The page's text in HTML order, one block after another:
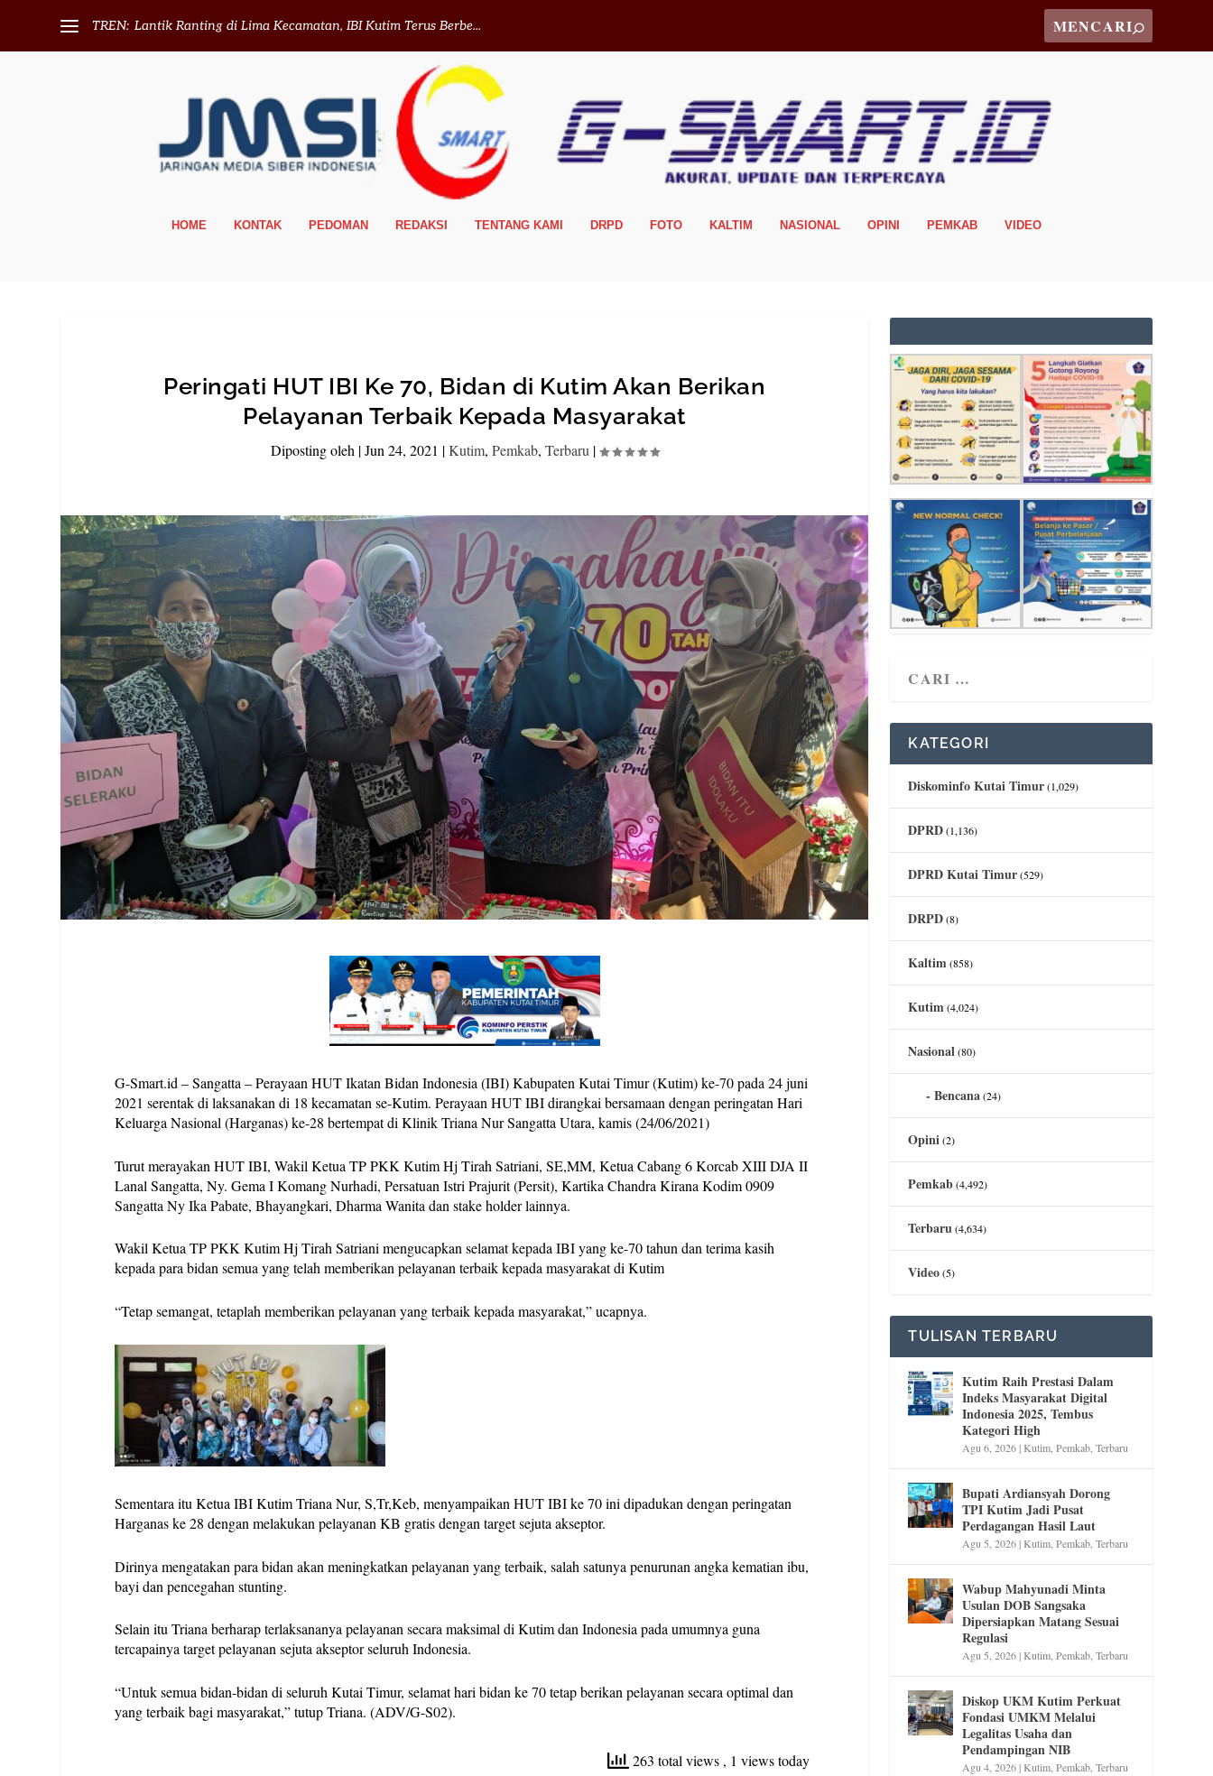
TREN: Lantik Ranting di Lima Kecamatan, IBI Kutim Terus Berbe...
HOME KONTAK PEDOMAN REDAKSI TENTANG KAMI DRPD FOTO KALTIM NASIONAL OPINI PEMKAB VIDEO
Peringati HUT IBI Ke 70, Bidan di Kutim Akan Berikan
Pelayanan Terbaik Kepada Masyarakat
Diposting oleh |Jun 24, 2021 |Kutim, Pemkab, Terbaru |
G-Smart.id – Sangatta – Perayaan HUT Ikatan Bidan Indonesia (IBI) Kabupaten Kutai Timur (Kutim) ke-70 pada 24 juni
2021 serentak di laksanakan di 18 kecamatan se-Kutim. Perayaan HUT IBI dirangkai bersamaan dengan peringatan Hari
Keluarga Nasional (Harganas) ke-28 bertempat di Klinik Triana Nur Sangatta Utara, kamis (24/06/2021)
Turut merayakan HUT IBI, Wakil Ketua TP PKK Kutim Hj Tirah Satriani, SE,MM, Ketua Cabang 6 Korcab XIII DJA II
Lanal Sangatta, Ny. Gema I Komang Nurhadi, Persatuan Istri Prajurit (Persit), Kartika Chandra Kirana Kodim 0909
Sangatta Ny Ika Pabate, Bhayangkari, Dharma Wanita dan stake holder lainnya.
Wakil Ketua TP PKK Kutim Hj Tirah Satriani mengucapkan selamat kepada IBI yang ke-70 tahun dan terima kasih
kepada para bidan semua yang telah memberikan pelayanan terbaik kepada masyarakat di Kutim
“Tetap semangat, tetaplah memberikan pelayanan yang terbaik kepada masyarakat,” ucapnya.
Sementara itu Ketua IBI Kutim Triana Nur, S,Tr,Keb, menyampaikan HUT IBI ke 70 ini dipadukan dengan peringatan
Harganas ke 28 dengan melakukan pelayanan KB gratis dengan target sejuta akseptor.
Dirinya mengatakan para bidan akan meningkatkan pelayanan yang terbaik, salah satunya penurunan angka kematian ibu,
bayi dan pencegahan stunting.
Selain itu Triana berharap terlaksananya pelayanan secara maksimal di Kutim dan Indonesia pada umumnya guna
tercapainya target pelayanan sejuta akseptor seluruh Indonesia.
“Untuk semua bidan-bidan di seluruh Kutai Timur, selamat hari bidan ke 70 tetap berikan pelayanan secara optimal dan
yang terbaik bagi masyarakat,” tutup Triana. (ADV/G-S02).
263 total views , 1 views today
KATEGORI
Diskominfo Kutai Timur(1,029)
DPRD(1,136)
DPRD Kutai Timur(529)
DRPD(8)
Kaltim(858)
Kutim(4,024)
Nasional(80)
Bencana(24)
Opini(2)
Pemkab(4,492)
Terbaru(4,634)
Video(5)
TULISAN TERBARU
Kutim Raih Prestasi Dalam
Indeks Masyarakat Digital
Indonesia 2025, Tembus
Kategori High
Agu 6, 2026|Kutim,Pemkab,Terbaru
Bupati Ardiansyah Dorong
TPI Kutim Jadi Pusat
Perdagangan Hasil Laut
Agu 5, 2026|Kutim,Pemkab,Terbaru
Wabup Mahyunadi Minta
Usulan DOB Sangsaka
Dipersiapkan Matang Sesuai
Regulasi
Agu 5, 2026|Kutim,Pemkab,Terbaru
Diskop UKM Kutim Perkuat
Fondasi UMKM Melalui
Legalitas Usaha dan
Pendampingan NIB
Agu 4, 2026|Kutim,Pemkab,Terbaru